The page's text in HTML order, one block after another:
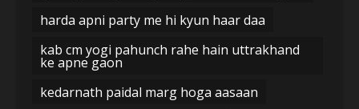
harda apni party me hi kyun haar daa
kab cm yogi pahunch rahe hain uttrakhand
ke apne gaon
kedarnath paidal marg hoga aasaan